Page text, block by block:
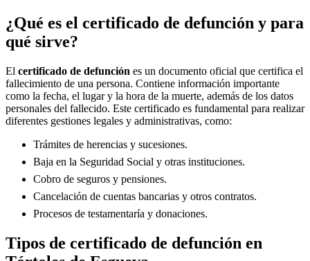
¿Qué es el certificado de defunción y para
qué sirve?
El certificado de defunción es un documento oficial que certifica el
fallecimiento de una persona. Contiene información importante
como la fecha, el lugar y la hora de la muerte, además de los datos
personales del fallecido. Este certificado es fundamental para realizar
diferentes gestiones legales y administrativas, como:
Trámites de herencias y sucesiones.
Baja en la Seguridad Social y otras instituciones.
Cobro de seguros y pensiones.
Cancelación de cuentas bancarias y otros contratos.
Procesos de testamentaría y donaciones.
Tipos de certificado de defunción en